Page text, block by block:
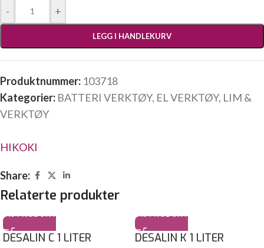
- +
LEGG I HANDLEKURV
Produktnummer: 103718
Kategorier: BATTERI VERKTØY, EL VERKTØY, LIM &
VERKTØY
HIKOKI
Share:
Relaterte produkter
DESALIN C 1 LITER DESALIN K 1 LITER